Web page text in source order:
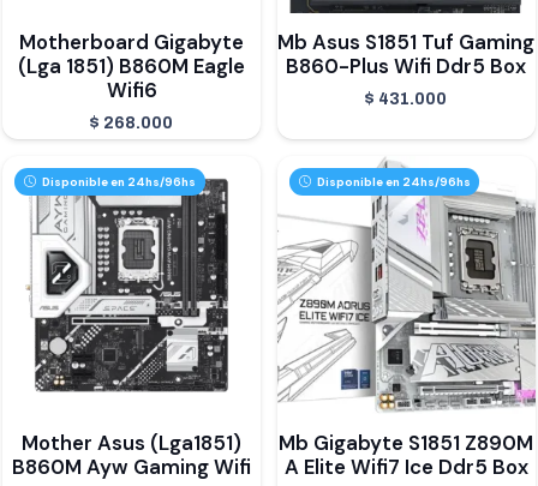
Motherboard Gigabyte
(Lga 1851) B860M Eagle
Wifi6
$ 268.000
Mb Asus S1851 Tuf Gaming
B860-Plus Wifi Ddr5 Box
$ 431.000
Disponible en 24hs/96hs
Mother Asus (Lga1851)
B860M Ayw Gaming Wifi
Disponible en 24hs/96hs
Mb Gigabyte S1851 Z890M
A Elite Wifi7 Ice Ddr5 Box